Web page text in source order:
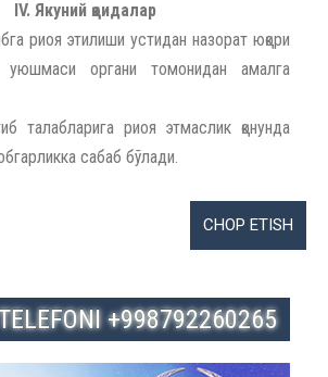
IV. Якуний қоидалар
риоя этилиши устидан назорат юқори
уюшмаси органи томонидан амалга
талабларига риоя этмаслик қонунда
сабаб бўлади.
+998792260265